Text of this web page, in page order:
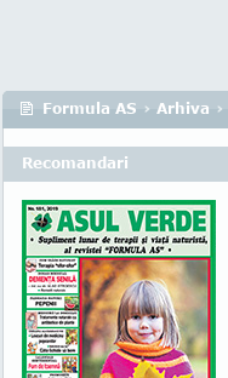
Formula AS › Arhiva ›
Recomandari